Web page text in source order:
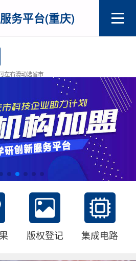
务平台(重庆)
左右滑动选省市
版权登记 集成电路